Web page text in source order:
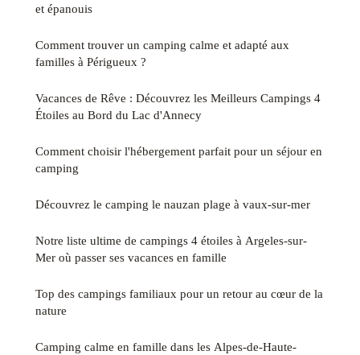
et épanouis
Comment trouver un camping calme et adapté aux
familles à Périgueux ?
Vacances de Rêve : Découvrez les Meilleurs Campings 4
Étoiles au Bord du Lac d'Annecy
Comment choisir l'hébergement parfait pour un séjour en
camping
Découvrez le camping le nauzan plage à vaux-sur-mer
Notre liste ultime de campings 4 étoiles à Argeles-sur-
Mer où passer ses vacances en famille
Top des campings familiaux pour un retour au cœur de la
nature
Camping calme en famille dans les Alpes-de-Haute-